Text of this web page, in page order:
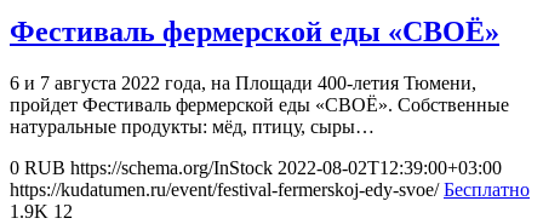
Фестиваль фермерской еды «СВОЁ»
6 и 7 августа 2022 года, на Площади 400-летия Тюмени,
пройдет Фестиваль фермерской еды «СВОЁ». Собственные
натуральные продукты: мёд, птицу, сыры…
0 RUB https://schema.org/InStock 2022-08-02T12:39:00+03:00
https://kudatumen.ru/event/festival-fermerskoj-edy-svoe/ Бесплатно
1.9K 12